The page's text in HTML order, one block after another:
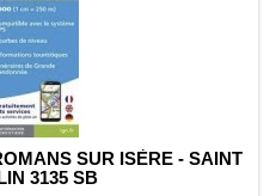
SUR ISÈRE - SAINT
3135 SB